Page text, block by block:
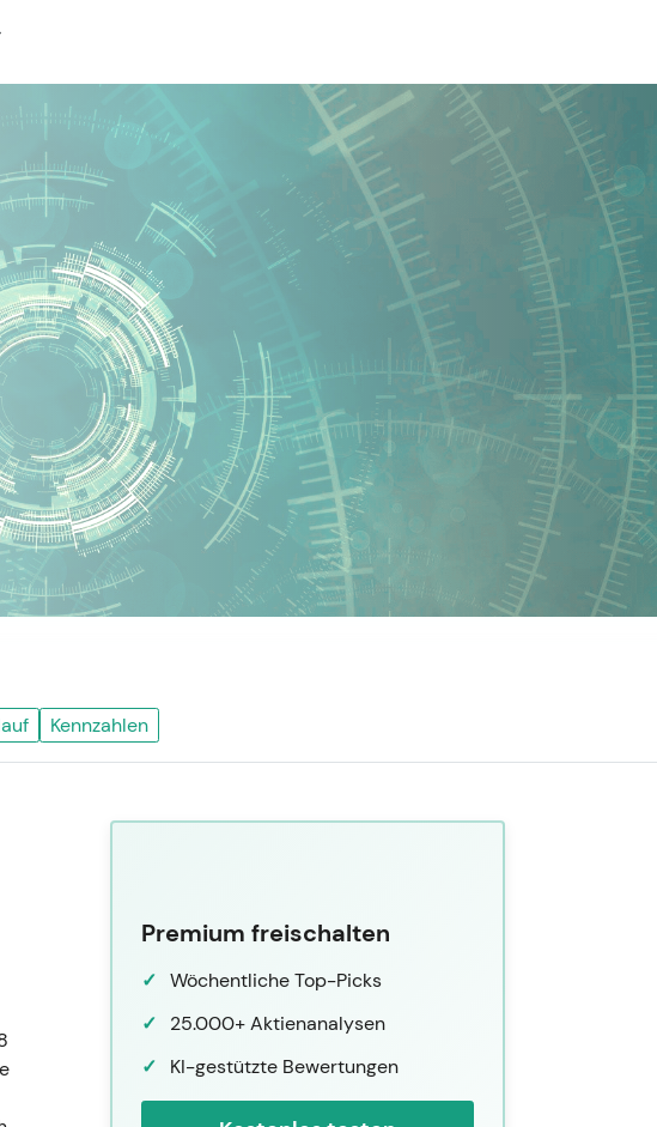
Kennzahlen
Premium freischalten
Wöchentliche Top-Picks
25.000+ Aktienanalysen
KI-gestützte Bewertungen